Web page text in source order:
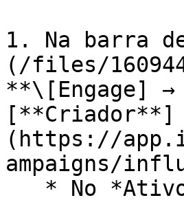
1. Na barra
(/files/
**\[Engage] →
[**Criador**]
(https://
ampaigns/